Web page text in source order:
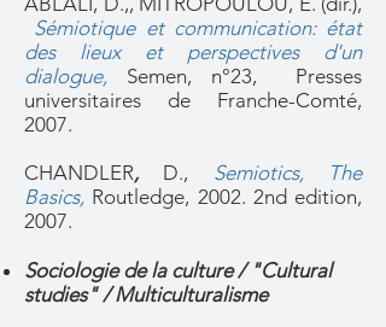
Sémiotique et communication: état
des lieux et perspectives d'un
dialogue, Semen, n°23, Presses
universitaires de Franche-Comté,
2007.
CHANDLER, D., Semiotics, The
Basics, Routledge, 2002. 2nd edition,
2007.
Sociologie de la culture / "Cultural
studies" / Multiculturalisme